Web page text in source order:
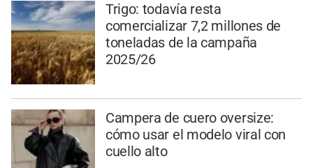
Trigo: todavía resta
comercializar 7,2 millones de
toneladas de la campaña
2025/26
Campera de cuero oversize:
cómo usar el modelo viral con
cuello alto